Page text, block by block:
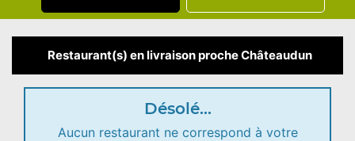
Restaurant(s) en livraison proche Châteaudun
Désolé...
Aucun restaurant ne correspond à votre